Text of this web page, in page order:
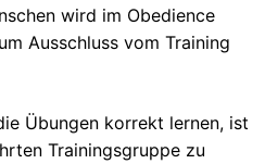
wird im Obedience
Ausschluss vom Training
Übungen korrekt lernen, ist
Trainingsgruppe zu